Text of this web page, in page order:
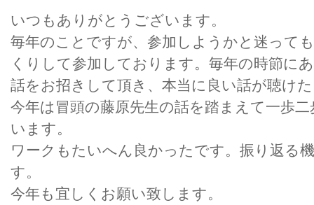
いつもありがとうございます。
毎年のことですが、参加しようかと迷って
くりして参加しております。毎年の時節に
話をお招きして頂き、本当に良い話が聴け
今年は冒頭の藤原先生の話を踏まえて一歩
います。
ワークもたいへん良かったです。振り返る
す。
今年も宜しくお願い致します。